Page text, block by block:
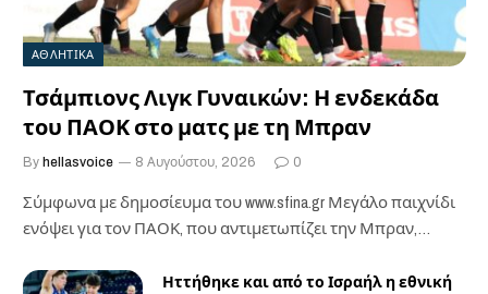
ΑΘΛΗΤΙΚΑ
Τσάμπιονς Λιγκ Γυναικών: Η ενδεκάδα
του ΠΑΟΚ στο ματς με τη Μπραν
By hellasvoice 8 Αυγούστου, 2026 0
Σύμφωνα με δημοσίευμα του www.sfina.gr Μεγάλο παιχνίδι
ενόψει για τον ΠΑΟΚ, που αντιμετωπίζει την Μπραν,…
Ηττήθηκε και από το Ισραήλ η εθνική